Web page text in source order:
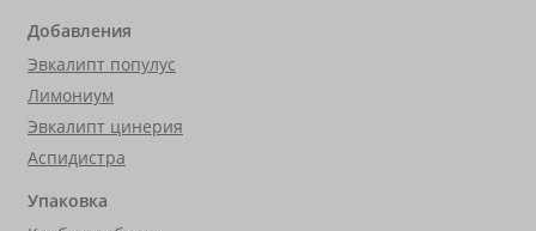
Добавления
Эвкалипт популус
Лимониум
Эвкалипт цинерия
Аспидистра
Упаковка